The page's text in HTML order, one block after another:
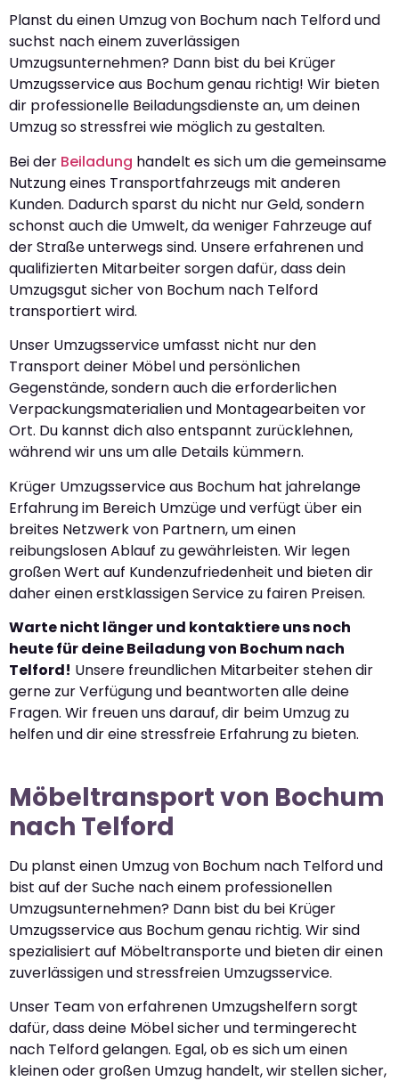
Planst du einen Umzug von Bochum nach Telford und
suchst nach einem zuverlässigen
Umzugsunternehmen? Dann bist du bei Krüger
Umzugsservice aus Bochum genau richtig! Wir bieten
dir professionelle Beiladungsdienste an, um deinen
Umzug so stressfrei wie möglich zu gestalten.
Bei der Beiladung handelt es sich um die gemeinsame
Nutzung eines Transportfahrzeugs mit anderen
Kunden. Dadurch sparst du nicht nur Geld, sondern
schonst auch die Umwelt, da weniger Fahrzeuge auf
der Straße unterwegs sind. Unsere erfahrenen und
qualifizierten Mitarbeiter sorgen dafür, dass dein
Umzugsgut sicher von Bochum nach Telford
transportiert wird.
Unser Umzugsservice umfasst nicht nur den
Transport deiner Möbel und persönlichen
Gegenstände, sondern auch die erforderlichen
Verpackungsmaterialien und Montagearbeiten vor
Ort. Du kannst dich also entspannt zurücklehnen,
während wir uns um alle Details kümmern.
Krüger Umzugsservice aus Bochum hat jahrelange
Erfahrung im Bereich Umzüge und verfügt über ein
breites Netzwerk von Partnern, um einen
reibungslosen Ablauf zu gewährleisten. Wir legen
großen Wert auf Kundenzufriedenheit und bieten dir
daher einen erstklassigen Service zu fairen Preisen.
Warte nicht länger und kontaktiere uns noch
heute für deine Beiladung von Bochum nach
Telford! Unsere freundlichen Mitarbeiter stehen dir
gerne zur Verfügung und beantworten alle deine
Fragen. Wir freuen uns darauf, dir beim Umzug zu
helfen und dir eine stressfreie Erfahrung zu bieten.
Möbeltransport von Bochum
nach Telford
Du planst einen Umzug von Bochum nach Telford und
bist auf der Suche nach einem professionellen
Umzugsunternehmen? Dann bist du bei Krüger
Umzugsservice aus Bochum genau richtig. Wir sind
spezialisiert auf Möbeltransporte und bieten dir einen
zuverlässigen und stressfreien Umzugsservice.
Unser Team von erfahrenen Umzugshelfern sorgt
dafür, dass deine Möbel sicher und termingerecht
nach Telford gelangen. Egal, ob es sich um einen
kleinen oder großen Umzug handelt, wir stellen sicher,